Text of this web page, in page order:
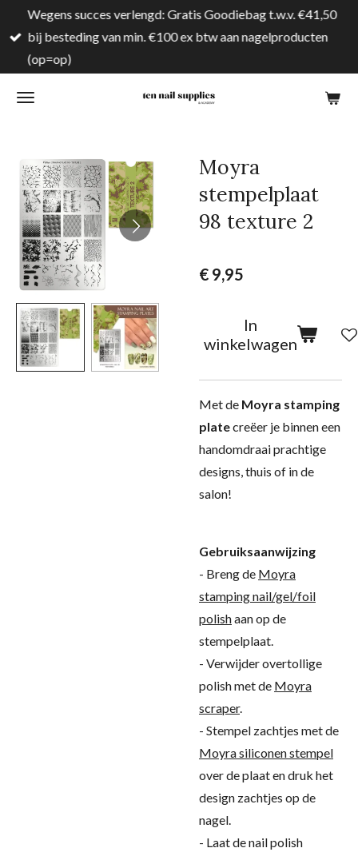
direct
naar
hoofdinhoud
Wegens succes verlengd: Gratis Goodiebag t.w.v. €41,50
bij besteding van min. €100 ex btw aan nagelproducten
(op=op)
Moyra
stempelplaat
98 texture 2
€ 9,95
In
winkelwagen
Met de Moyra stamping
platecreëer je binnen een
handomdraai prachtige
designs, thuis of in de
salon!
Gebruiksaanwijzing
- Breng de Moyra
stamping nail/gel/foil
polishaan op de
stempelplaat.
- Verwijder overtollige
polish met de Moyra
scraper.
- Stempel zachtjes met de
Moyra siliconen stempel
over de plaat en druk het
design zachtjes op de
nagel.
- Laat de nail polish